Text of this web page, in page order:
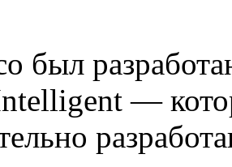
был
—